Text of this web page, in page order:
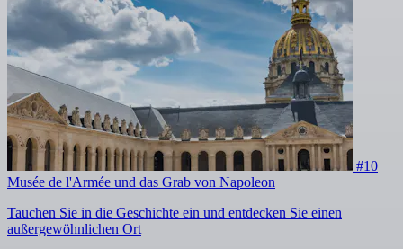
#10
Musée de l'Armée und das Grab von Napoleon
Tauchen Sie in die Geschichte ein und entdecken Sie einen
außergewöhnlichen Ort